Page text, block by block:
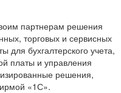
партнерам решения
торговых и сервисных
для бухгалтерского учета,
платы и управления
решения,
«1С».